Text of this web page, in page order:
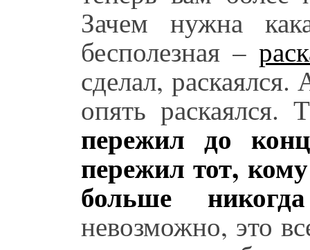
Зачем нужна
бесполезная –
сделал,
опять
пережил до
пережил тот,
больше
невозможно, это